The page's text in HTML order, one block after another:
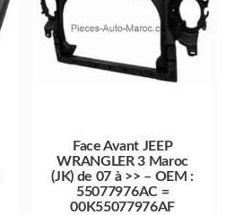
Face Avant JEEP
WRANGLER 3 Maroc
(JK) de 07 à >> – OEM :
55077976AC =
00K55077976AF